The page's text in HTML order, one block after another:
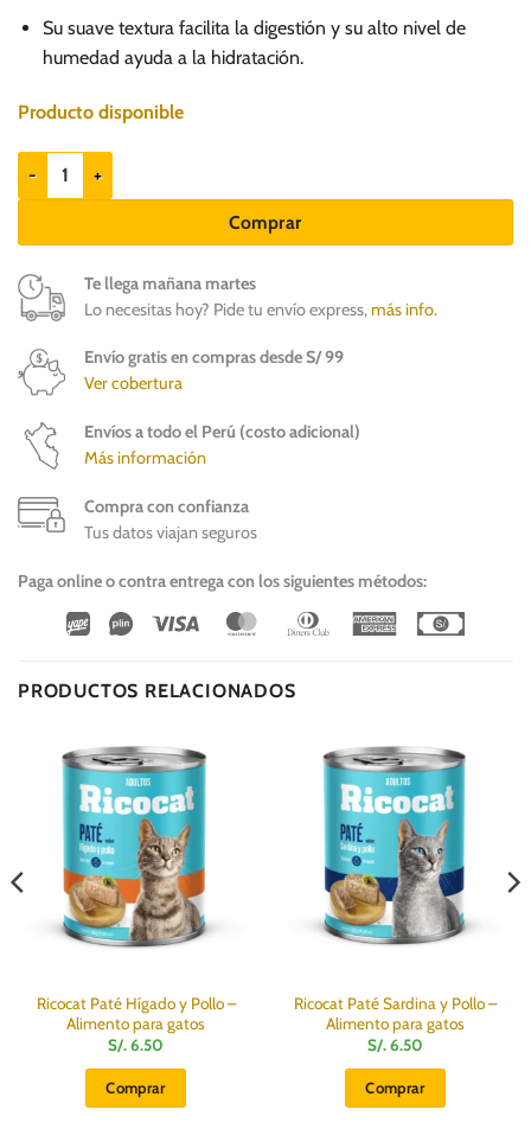
Su suave textura facilita la digestión y su alto nivel de
humedad ayuda a la hidratación.
Producto disponible
Ricocat Trocitos en Salsa de sabores Marinos cantidad
Comprar
Te llega mañana martes
Lo necesitas hoy? Pide tu envío express,más info.
Envío gratis en compras desde S/ 99
Ver cobertura
Envíos a todo el Perú (costo adicional)
Más información
Compra con confianza
Tus datos viajan seguros
Paga online o contra entrega con los siguientes métodos:
Wirecard
Vipps Visa MasterCardDinners
American
PRODUCTOS RELACIONADOS
Ricocat Paté Hígado y Pollo –
Alimento para gatos
S/.6.50
Comprar
Ricocat Paté Sardina y Pollo –
Alimento para gatos
S/.6.50
Comprar